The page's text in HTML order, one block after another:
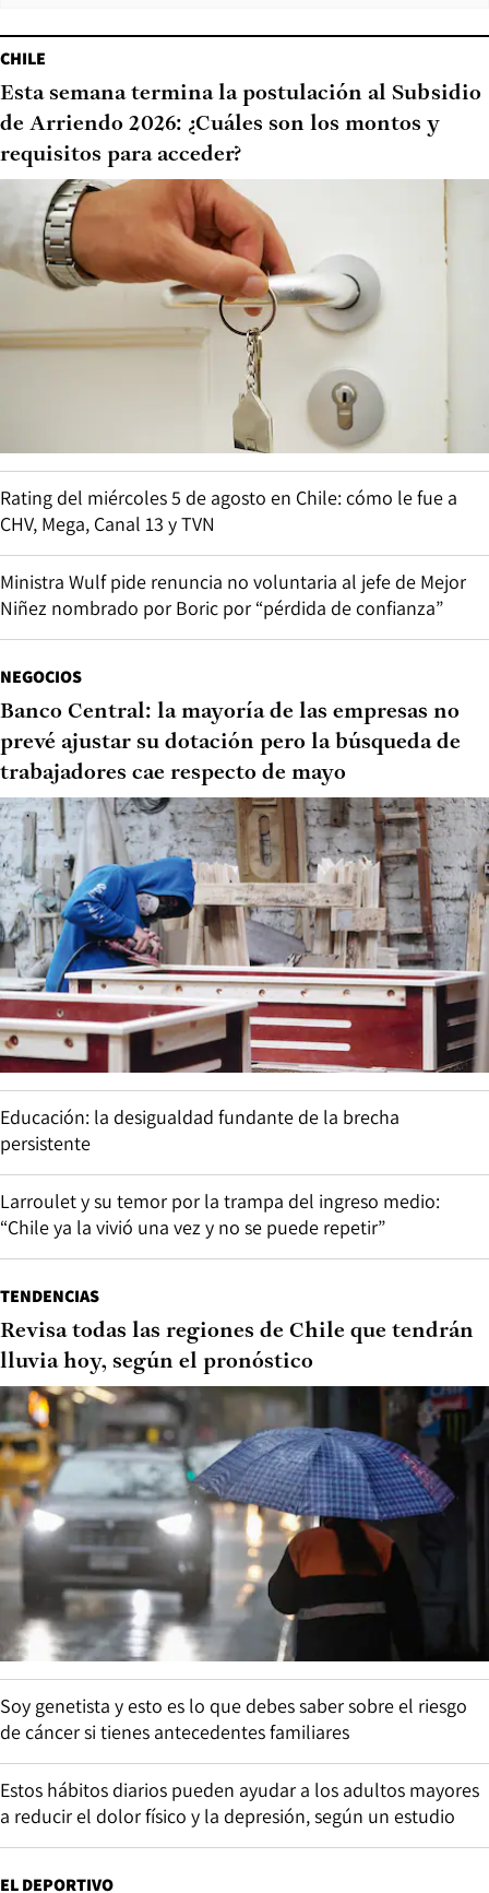
CHILE
Esta semana termina la postulación al Subsidio
de Arriendo 2026: ¿Cuáles son los montos y
requisitos para acceder?
Rating del miércoles 5 de agosto en Chile: cómo le fue a
CHV, Mega, Canal 13 y TVN
Ministra Wulf pide renuncia no voluntaria al jefe de Mejor
Niñez nombrado por Boric por “pérdida de confianza”
NEGOCIOS
Banco Central: la mayoría de las empresas no
prevé ajustar su dotación pero la búsqueda de
trabajadores cae respecto de mayo
Educación: la desigualdad fundante de la brecha
persistente
Larroulet y su temor por la trampa del ingreso medio:
“Chile ya la vivió una vez y no se puede repetir”
TENDENCIAS
Revisa todas las regiones de Chile que tendrán
lluvia hoy, según el pronóstico
Soy genetista y esto es lo que debes saber sobre el riesgo
de cáncer si tienes antecedentes familiares
Estos hábitos diarios pueden ayudar a los adultos mayores
a reducir el dolor físico y la depresión, según un estudio
EL DEPORTIVO